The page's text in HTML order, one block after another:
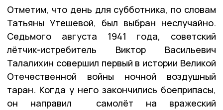
Отметим, что день для субботника, по словам
Татьяны Утешевой, был выбран неслучайно.
Седьмого августа 1941 года, советский
лётчик-истребитель Виктор Васильевич
Талалихин совершил первый в истории Великой
Отечественной войны ночной воздушный
таран. Когда у него закончились боеприпасы,
он направил самолёт на вражеский